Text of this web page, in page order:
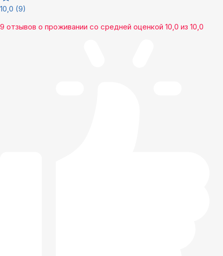
10,0 (9)
9 отзывов о проживании со средней оценкой 10,0 из 10,0